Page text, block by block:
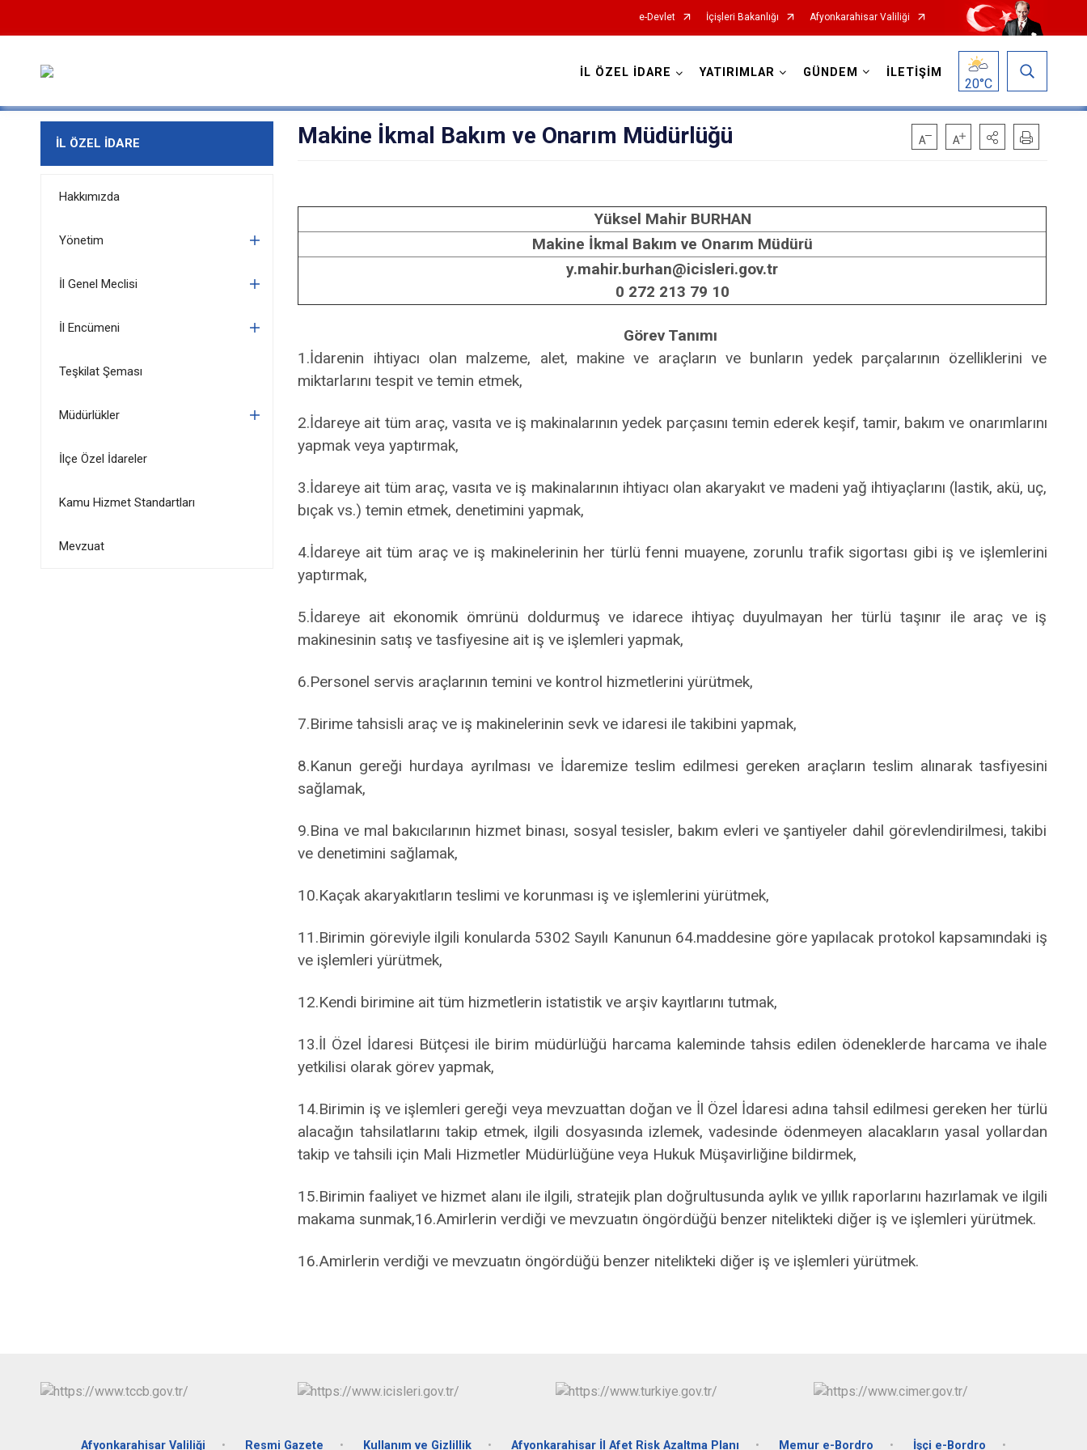
e-Devlet İçişleri Bakanlığı Afyonkarahisar Valiliği
İL ÖZEL İDARE YATIRIMLAR GÜNDEM İLETİŞİM
20°C
İL ÖZEL İDARE
Hakkımızda
Yönetim
İl Genel Meclisi
İl Encümeni
Teşkilat Şeması
Müdürlükler
İlçe Özel İdareler
Kamu Hizmet Standartları
Mevzuat
Makine İkmal Bakım ve Onarım Müdürlüğü
Yüksel Mahir BURHAN
Makine İkmal Bakım ve Onarım Müdürü
y.mahir.burhan@icisleri.gov.tr
0 272 213 79 10
Görev Tanımı
1.İdarenin ihtiyacı olan malzeme, alet, makine ve araçların ve bunların yedek parçalarının özelliklerini ve
miktarlarını tespit ve temin etmek,
2.İdareye ait tüm araç, vasıta ve iş makinalarının yedek parçasını temin ederek keşif, tamir, bakım ve onarımlarını
yapmak veya yaptırmak,
3.İdareye ait tüm araç, vasıta ve iş makinalarının ihtiyacı olan akaryakıt ve madeni yağ ihtiyaçlarını (lastik, akü, uç,
bıçak vs.) temin etmek, denetimini yapmak,
4.İdareye ait tüm araç ve iş makinelerinin her türlü fenni muayene, zorunlu trafik sigortası gibi iş ve işlemlerini
yaptırmak,
5.İdareye ait ekonomik ömrünü doldurmuş ve idarece ihtiyaç duyulmayan her türlü taşınır ile araç ve iş
makinesinin satış ve tasfiyesine ait iş ve işlemleri yapmak,
6.Personel servis araçlarının temini ve kontrol hizmetlerini yürütmek,
7.Birime tahsisli araç ve iş makinelerinin sevk ve idaresi ile takibini yapmak,
8.Kanun gereği hurdaya ayrılması ve İdaremize teslim edilmesi gereken araçların teslim alınarak tasfiyesini
sağlamak,
9.Bina ve mal bakıcılarının hizmet binası, sosyal tesisler, bakım evleri ve şantiyeler dahil görevlendirilmesi, takibi
ve denetimini sağlamak,
10.Kaçak akaryakıtların teslimi ve korunması iş ve işlemlerini yürütmek,
11.Birimin göreviyle ilgili konularda 5302 Sayılı Kanunun 64.maddesine göre yapılacak protokol kapsamındaki iş
ve işlemleri yürütmek,
12.Kendi birimine ait tüm hizmetlerin istatistik ve arşiv kayıtlarını tutmak,
13.İl Özel İdaresi Bütçesi ile birim müdürlüğü harcama kaleminde tahsis edilen ödeneklerde harcama ve ihale
yetkilisi olarak görev yapmak,
14.Birimin iş ve işlemleri gereği veya mevzuattan doğan ve İl Özel İdaresi adına tahsil edilmesi gereken her türlü
alacağın tahsilatlarını takip etmek, ilgili dosyasında izlemek, vadesinde ödenmeyen alacakların yasal yollardan
takip ve tahsili için Mali Hizmetler Müdürlüğüne veya Hukuk Müşavirliğine bildirmek,
15.Birimin faaliyet ve hizmet alanı ile ilgili, stratejik plan doğrultusunda aylık ve yıllık raporlarını hazırlamak ve ilgili
makama sunmak,16.Amirlerin verdiği ve mevzuatın öngördüğü benzer nitelikteki diğer iş ve işlemleri yürütmek.
16.Amirlerin verdiği ve mevzuatın öngördüğü benzer nitelikteki diğer iş ve işlemleri yürütmek.
Afyonkarahisar Valiliği Resmi Gazete Kullanım ve Gizlillik Afyonkarahisar İl Afet Risk Azaltma Planı Memur e-Bordro İşçi e-Bordro